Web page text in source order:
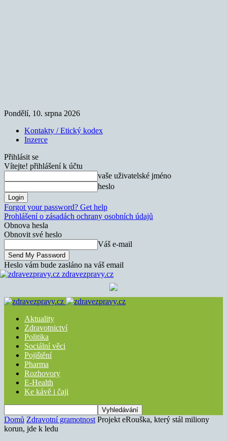
Pondělí, 10. srpna 2026
Kontakty / Etický kodex
Inzerce
Přihlásit se
Vítejte! přihlášení k účtu
vaše uživatelské jméno
heslo
Forgot your password? Get help
Prohlášení o zásadách ochrany osobních údajů
Obnova hesla
Obnovit své heslo
Váš e-mail
Heslo vám bude zasláno na váš email
zdravezpravy.cz
Aktuality
Zdravotnictví
Politika
Sociální věci
Pojištění
Pharma
Rozhovory
E-Health
Ke kávě i čaji
Domů Zdravotní gramotnost Projekt eRouška, který stál miliony
korun, jde k ledu